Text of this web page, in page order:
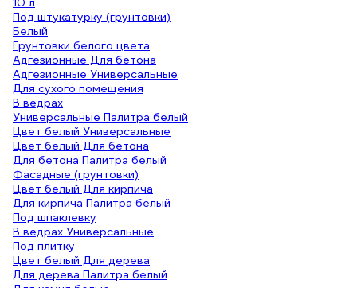
Под штукатурку (грунтовки)
Белый
Грунтовки белого цвета
Адгезионные Для бетона
Адгезионные Универсальные
Для сухого помещения
В ведрах
Универсальные Палитра белый
Цвет белый Универсальные
Цвет белый Для бетона
Для бетона Палитра белый
Фасадные (грунтовки)
Цвет белый Для кирпича
Для кирпича Палитра белый
Под шпаклевку
В ведрах Универсальные
Под плитку
Цвет белый Для дерева
Для дерева Палитра белый